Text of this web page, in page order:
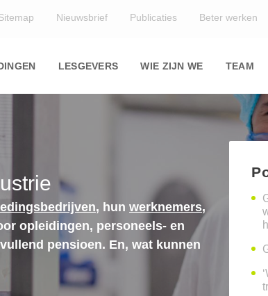
Nieuwsbrief Publicaties Beter werken
LESGEVERS WIE ZIJN WE TEAM
, hun werknemers,
opleidingen, personeels- en
pensioen. En, wat kunnen